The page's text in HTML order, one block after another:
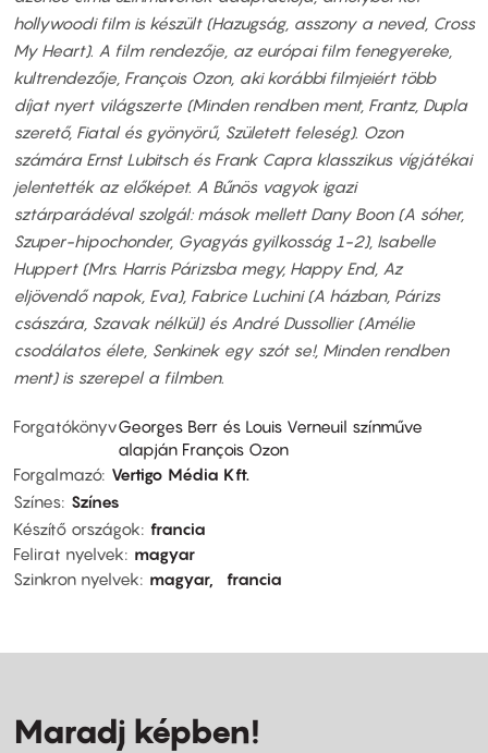
hollywoodi film is készült (Hazugság, asszony a neved, Cross
My Heart). A film rendezője, az európai film fenegyereke,
kultrendezője, François Ozon, aki korábbi filmjeiért több
díjat nyert világszerte (Minden rendben ment, Frantz, Dupla
szerető, Fiatal és gyönyörű, Született feleség). Ozon
számára Ernst Lubitsch és Frank Capra klasszikus vígjátékai
jelentették az előképet. A Bűnös vagyok igazi
sztárparádéval szolgál: mások mellett Dany Boon (A sóher,
Szuper-hipochonder, Gyagyás gyilkosság 1-2), Isabelle
Huppert (Mrs. Harris Párizsba megy, Happy End, Az
eljövendő napok, Eva), Fabrice Luchini (A házban, Párizs
császára, Szavak nélkül) és André Dussollier (Amélie
csodálatos élete, Senkinek egy szót se!, Minden rendben
ment) is szerepel a filmben.
ForgatókönyvGeorges Berr és Louis Verneuil színműve
alapján François Ozon
Forgalmazó Vertigo Média Kft.
Színes Színes
Készítő országok francia
Felirat nyelvek
magyar
Szinkron nyelvek
magyar francia
Maradj képben!